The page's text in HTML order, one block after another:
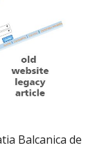
Balcanica de